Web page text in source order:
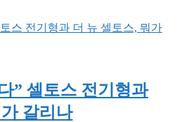
” 셀토스 전기형과
갈리나